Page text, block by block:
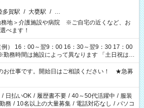
多賀駅 / 大甕駅 / …
務地＞介護施設や病院 ※ご自宅の近くなど、お
べます！
例） 16：00～翌9：00 16：30～翌9：30 17：00
時間は施設によって異なります 「土日祝は休
かり稼ぎたい」 「もう少し遅い時間から始めた
あったお仕事をご案内いたします。 ※未経験
～2ヶ月間は日中での仕事を経験いただき、 お
になります。 ★家庭の都合でお休みが
慮なくご相談ください。
お仕事です。開始日はご相談ください！ ★急募
/ 日払いOK / 履歴書不要 / 40～50代活躍中 / 服装
務 / 10名以上の大量募集 / 電話対応なし / パソコ